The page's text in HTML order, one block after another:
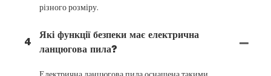
різного розміру.
4
Які функції безпеки має електрична
ланцюгова пила?
Електрична ланцюгова пила оснащена такими